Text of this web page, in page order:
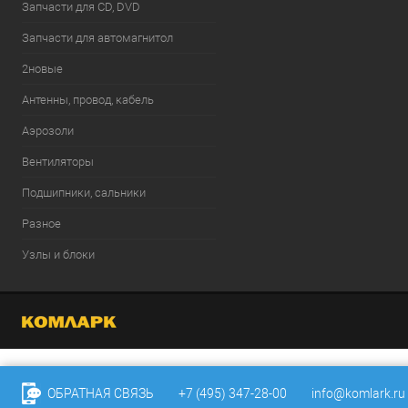
Запчасти для CD, DVD
Запчасти для автомагнитол
2новые
Антенны, провод, кабель
Аэрозоли
Вентиляторы
Подшипники, сальники
Разное
Узлы и блоки
ОБРАТНАЯ СВЯЗЬ +7 (495) 347-28-00 info@komlark.ru